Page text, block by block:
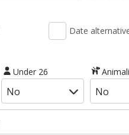
Date
Under 26 Animali